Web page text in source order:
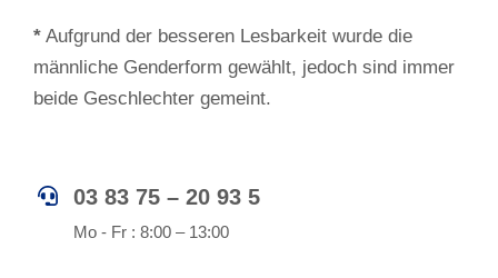
* Aufgrund der besseren Lesbarkeit wurde die
männliche Genderform gewählt, jedoch sind immer
beide Geschlechter gemeint.
03 83 75 – 20 93 5
Mo - Fr : 8:00 – 13:00